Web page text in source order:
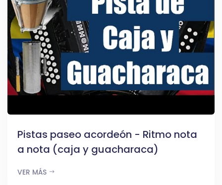
Pistas paseo acordeón - Ritmo nota
a nota (caja y guacharaca)
VER MÁS